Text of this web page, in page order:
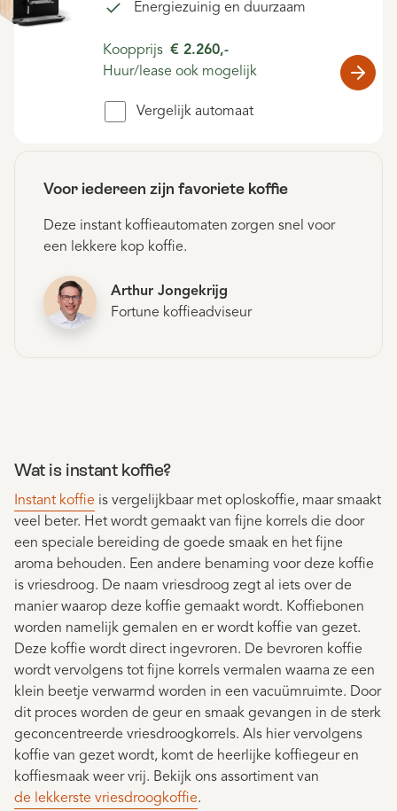
Energiezuinig en duurzaam
Koopprijs € 2.260,-
Huur/lease ook mogelijk
Vergelijk automaat
Voor iedereen zijn favoriete koffie
Deze instant koffieautomaten zorgen snel voor
een lekkere kop koffie.
Arthur Jongekrijg
Fortune koffieadviseur
Wat is instant koffie?
Instant koffie is vergelijkbaar met oploskoffie, maar smaakt
veel beter. Het wordt gemaakt van fijne korrels die door
een speciale bereiding de goede smaak en het fijne
aroma behouden. Een andere benaming voor deze koffie
is vriesdroog. De naam vriesdroog zegt al iets over de
manier waarop deze koffie gemaakt wordt. Koffiebonen
worden namelijk gemalen en er wordt koffie van gezet.
Deze koffie wordt direct ingevroren. De bevroren koffie
wordt vervolgens tot fijne korrels vermalen waarna ze een
klein beetje verwarmd worden in een vacuümruimte. Door
dit proces worden de geur en smaak gevangen in de sterk
geconcentreerde vriesdroogkorrels. Als hier vervolgens
koffie van gezet wordt, komt de heerlijke koffiegeur en
koffiesmaak weer vrij. Bekijk ons assortiment van
de lekkerste vriesdroogkoffie.